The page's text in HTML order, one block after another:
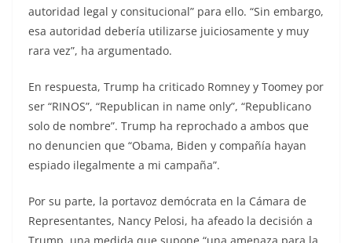
autoridad legal y consitucional” para ello. “Sin embargo,
esa autoridad debería utilizarse juiciosamente y muy
rara vez”, ha argumentado.
En respuesta, Trump ha criticado Romney y Toomey por
ser “RINOS”, “Republican in name only”, “Republicano
solo de nombre”. Trump ha reprochado a ambos que
no denuncien que “Obama, Biden y compañía hayan
espiado ilegalmente a mi campaña”.
Por su parte, la portavoz demócrata en la Cámara de
Representantes, Nancy Pelosi, ha afeado la decisión a
Trump, una medida que supone “una amenaza para la